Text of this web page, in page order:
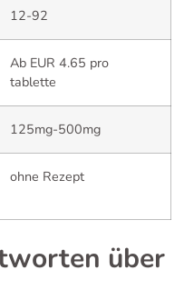
12-92
Ab EUR 4.65 pro
tablette
125mg-500mg
ohne Rezept
über